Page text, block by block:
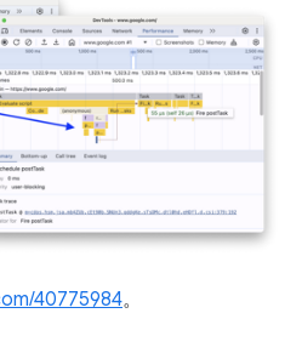
40775984。